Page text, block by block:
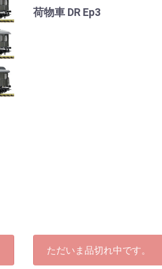
荷物車 DR Ep3
ただいま品切れ中です。